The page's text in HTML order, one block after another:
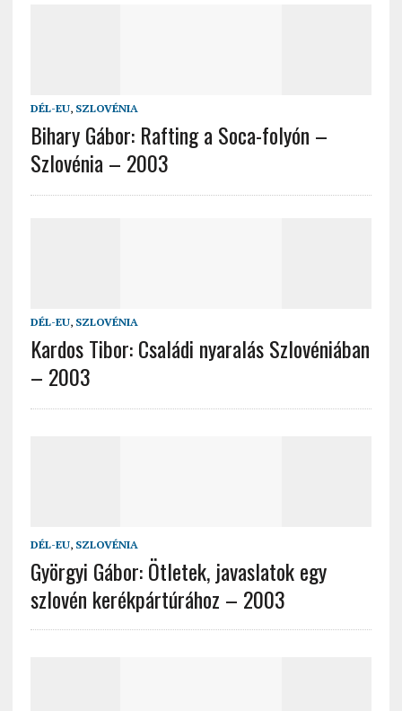
DÉL-EU, SZLOVÉNIA
Bihary Gábor: Rafting a Soca-folyón –
Szlovénia – 2003
DÉL-EU, SZLOVÉNIA
Kardos Tibor: Családi nyaralás Szlovéniában
– 2003
DÉL-EU, SZLOVÉNIA
Györgyi Gábor: Ötletek, javaslatok egy
szlovén kerékpártúrához – 2003